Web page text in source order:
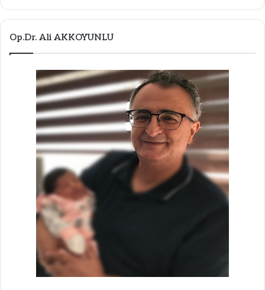
Op.Dr. Ali AKKOYUNLU